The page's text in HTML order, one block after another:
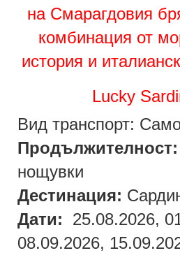
на Смарагдовия
комбинация от
история и
Lucky
Вид транспорт:
Продължителност:
нощувки
Дестинация:
Дати: 25.08.2026,
08.09.2026,